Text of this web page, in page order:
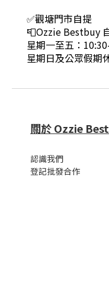
✅觀塘門市自提
📮Ozzie Bestbuy
星期一至五：
星期日及公眾假期
關於 Ozzie
認識我們
登記批發合作